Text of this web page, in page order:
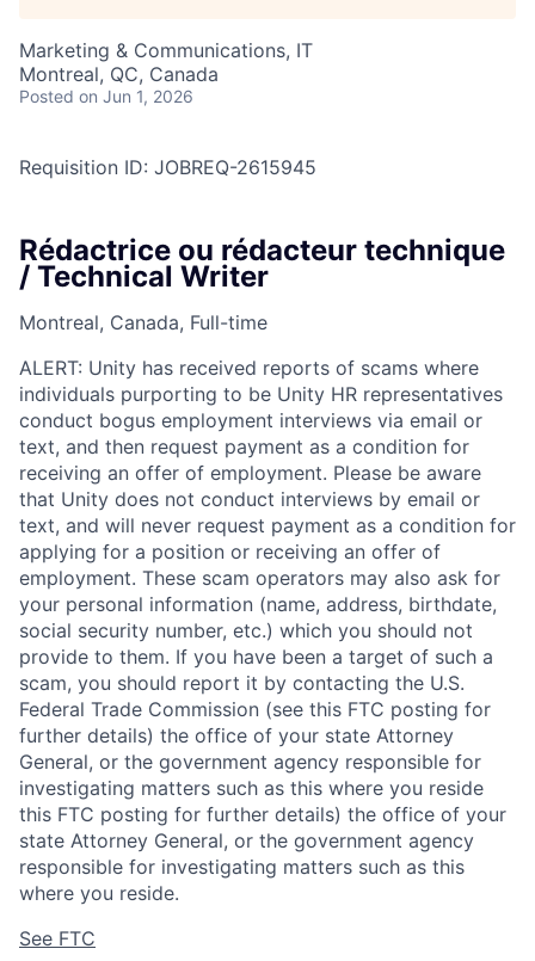
Marketing & Communications, IT
Montreal, QC, Canada
Posted on Jun 1, 2026
Requisition ID: JOBREQ-2615945
Rédactrice ou rédacteur technique
/ Technical Writer
Montreal, Canada, Full-time
ALERT: Unity has received reports of scams where
individuals purporting to be Unity HR representatives
conduct bogus employment interviews via email or
text, and then request payment as a condition for
receiving an offer of employment. Please be aware
that Unity does not conduct interviews by email or
text, and will never request payment as a condition for
applying for a position or receiving an offer of
employment. These scam operators may also ask for
your personal information (name, address, birthdate,
social security number, etc.) which you should not
provide to them. If you have been a target of such a
scam, you should report it by contacting the U.S.
Federal Trade Commission (see this FTC posting for
further details) the office of your state Attorney
General, or the government agency responsible for
investigating matters such as this where you reside
this FTC posting for further details) the office of your
state Attorney General, or the government agency
responsible for investigating matters such as this
where you reside.
See FTC